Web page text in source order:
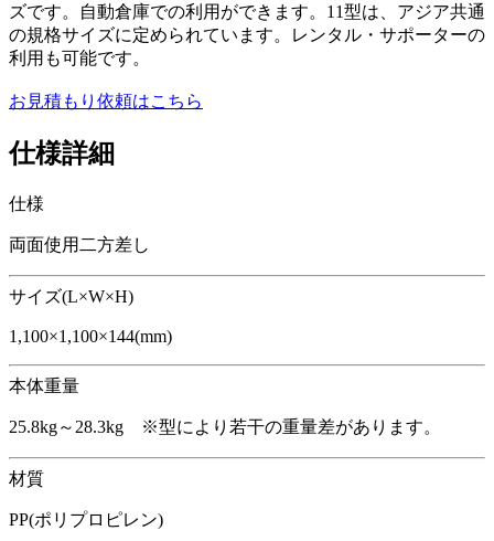
ズです。自動倉庫での利用ができます。11型は、アジア共通
の規格サイズに定められています。レンタル・サポーターの
利用も可能です。
お見積もり依頼はこちら
仕様詳細
仕様
両面使用二方差し
サイズ(L×W×H)
1,100×1,100×144(mm)
本体重量
25.8kg～28.3kg ※型により若干の重量差があります。
材質
PP(ポリプロピレン)